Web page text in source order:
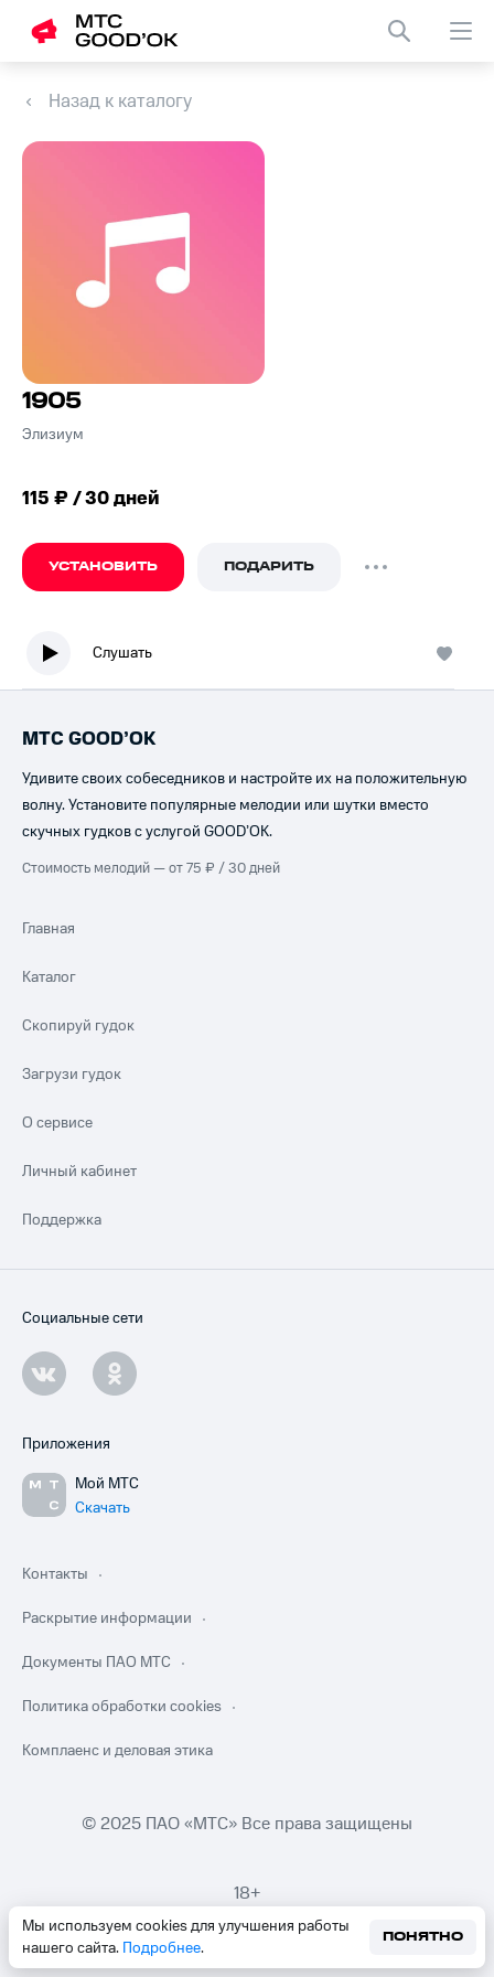
Назад к каталогу
1905
Элизиум
115 ₽ / 30 дней
УСТАНОВИТЬ ПОДАРИТЬ
Слушать
Мы используем cookies для улучшения работы
нашего сайта. Подробнее.
ПОНЯТНО
МТС GOOD’OK
Удивите своих собеседников и настройте их на положительную
волну. Установите популярные мелодии или шутки вместо
скучных гудков с услугой GOOD’OK.
Стоимость мелодий — от 75 ₽ / 30 дней
Главная
Каталог
Скопируй гудок
Загрузи гудок
О сервисе
Личный кабинет
Поддержка
Социальные сети
Приложения
Мой МТС
Скачать
Контакты
Раскрытие информации
Документы ПАО МТС
Политика обработки cookies
Комплаенс и деловая этика
© 2025 ПАО «МТС» Все права защищены
18+